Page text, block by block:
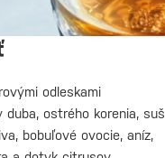
odleskami
duba, ostrého korenia,
bobuľové ovocie, aníz,